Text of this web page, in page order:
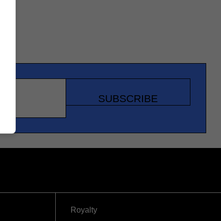
SUBSCRIBE
Royalty